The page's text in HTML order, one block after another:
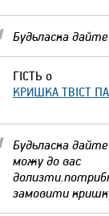
Будьласка
ГІСТЬ о
КРИШКА ТВІСТ
Будьласка
можу до вас
замовити